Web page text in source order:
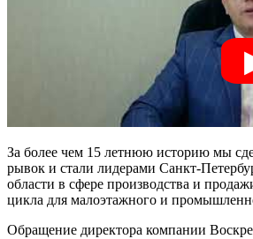
За более чем 15 летнюю историю мы
рывок и стали лидерами Санкт-
области в сфере производства и
цикла для малоэтажного и
Обращение директора компании